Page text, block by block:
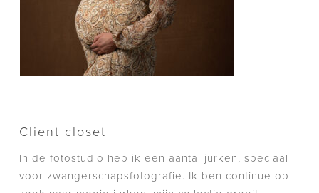
Client closet
In de fotostudio heb ik een aantal jurken, speciaal
voor zwangerschapsfotografie. Ik ben continue op